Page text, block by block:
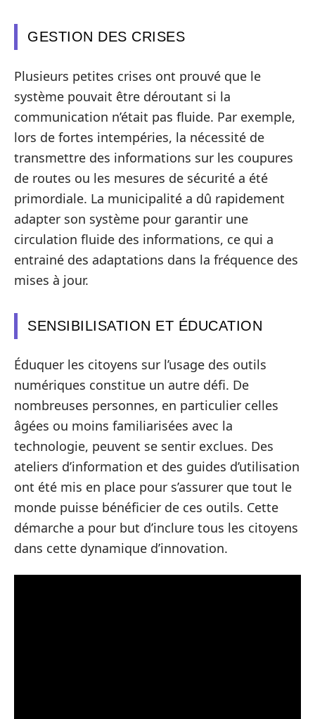
GESTION DES CRISES
Plusieurs petites crises ont prouvé que le
système pouvait être déroutant si la
communication n’était pas fluide. Par exemple,
lors de fortes intempéries, la nécessité de
transmettre des informations sur les coupures
de routes ou les mesures de sécurité a été
primordiale. La municipalité a dû rapidement
adapter son système pour garantir une
circulation fluide des informations, ce qui a
entrainé des adaptations dans la fréquence des
mises à jour.
SENSIBILISATION ET ÉDUCATION
Éduquer les citoyens sur l’usage des outils
numériques constitue un autre défi. De
nombreuses personnes, en particulier celles
âgées ou moins familiarisées avec la
technologie, peuvent se sentir exclues. Des
ateliers d’information et des guides d’utilisation
ont été mis en place pour s’assurer que tout le
monde puisse bénéficier de ces outils. Cette
démarche a pour but d’inclure tous les citoyens
dans cette dynamique d’innovation.